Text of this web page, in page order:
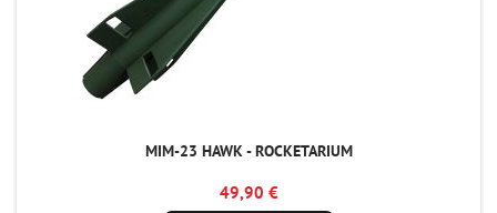
MIM-23 HAWK - ROCKETARIUM
49,90 €